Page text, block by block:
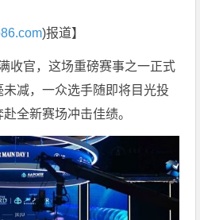
)报道】
收官，这场重磅赛事之一正式
减，一众选手随即将目光投
全新赛场冲击佳绩。